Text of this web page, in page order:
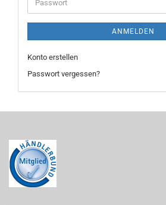
ANMELDEN
Konto erstellen
Passwort vergessen?